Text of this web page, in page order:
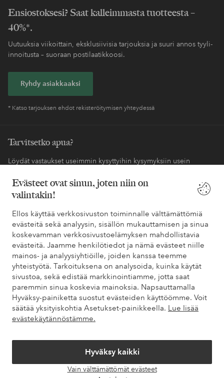
Evästeet ovat sinun, joten niin on
valintakin!
Ellos käyttää verkkosivuston toiminnalle välttämättömiä
evästeitä sekä analyysin, sisällön mukauttamisen ja sinua
koskevamman verkkosivustoelämyksen mahdollistavia
evästeitä. Jaamme henkilötiedot ja nämä evästeet niille
mainos- ja analyysiyhtiöille, joiden kanssa teemme
yhteistyötä. Tarkoituksena on analysoida, kuinka käytät
sivustoa, sekä edistää markkinointiamme, jotta saat
paremmin sinua koskevia mainoksia. Napsauttamalla
Hyväksy-painiketta suostut evästeiden käyttöömme. Voit
säätää yksityiskohtia Asetukset-painikkeella. Lue lisää
evästekäytännöstämme.
Hyväksy kaikki
Vain välttämättömät evästeet
Ensiostoksesi? Saat kalleimmasta tuotteesta –
40%*.
Uutuuksia viikoittain, eksklusiivisia tarjouksia ja suuri annos tyyli-
innoitusta – suoraan postilaatikkoosi.
Ryhdy asiakkaaksi
* Katso tarjouksen ehdot rekisteröitymisen yhteydessä
Tarvitsetko apua?
Löydät vastaukset useimmin kysyttyihin kysymyksiin usein
meihin yhteyttä.
Asiakaspalvelu Maksutavat
Omat sivut
Tietoa Elloksesta
Palvelumme